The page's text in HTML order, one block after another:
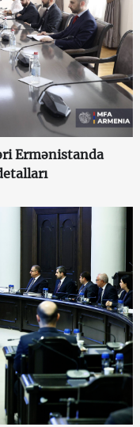
Ermənistanda